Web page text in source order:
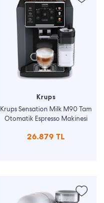
Krups
Krups Sensation Milk M90 Tam
Otomatik Espresso Makinesi
26.879 TL